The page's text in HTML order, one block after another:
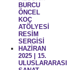
BURCU
ÖNCEL
KOÇ
ATÖLYESİ
RESİM
SERGİSİ
HAZİRAN
2025 | 15.
ULUSLARARASI